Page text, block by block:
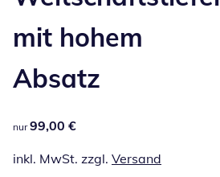
mit hohem
Absatz
99,00 €
nur 99,00 €
inkl. MwSt. zzgl. Versand